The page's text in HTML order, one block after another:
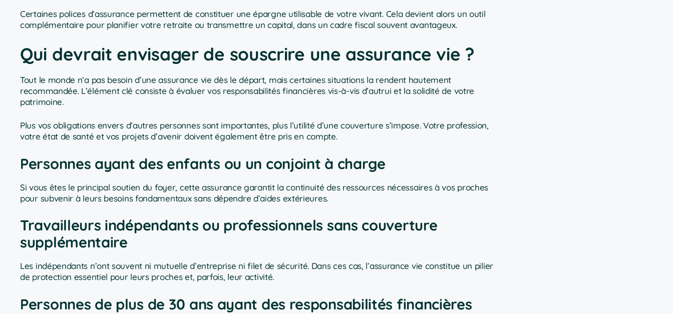
Certaines polices d’assurance permettent de constituer une épargne utilisable de votre vivant. Cela devient alors un outil
complémentaire pour planifier votre retraite ou transmettre un capital, dans un cadre fiscal souvent avantageux.
Qui devrait envisager de souscrire une assurance vie ?
Tout le monde n’a pas besoin d’une assurance vie dès le départ, mais certaines situations la rendent hautement
recommandée. L’élément clé consiste à évaluer vos responsabilités financières vis-à-vis d’autrui et la solidité de votre
patrimoine.
Plus vos obligations envers d’autres personnes sont importantes, plus l’utilité d’une couverture s’impose. Votre profession,
votre état de santé et vos projets d’avenir doivent également être pris en compte.
Personnes ayant des enfants ou un conjoint à charge
Si vous êtes le principal soutien du foyer, cette assurance garantit la continuité des ressources nécessaires à vos proches
pour subvenir à leurs besoins fondamentaux sans dépendre d’aides extérieures.
Travailleurs indépendants ou professionnels sans couverture
supplémentaire
Les indépendants n’ont souvent ni mutuelle d’entreprise ni filet de sécurité. Dans ces cas, l’assurance vie constitue un pilier
de protection essentiel pour leurs proches et, parfois, leur activité.
Personnes de plus de 30 ans ayant des responsabilités financières